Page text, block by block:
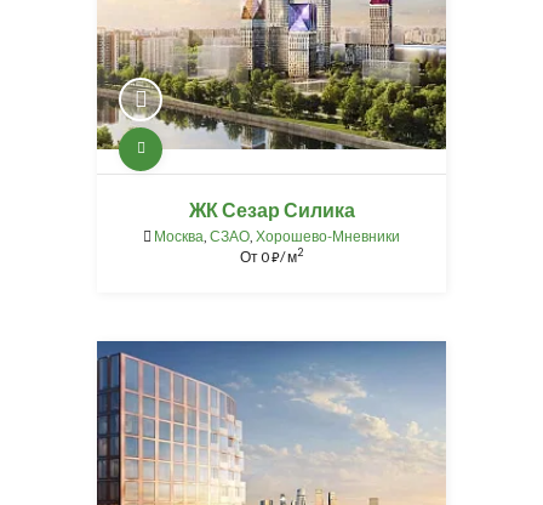
ЖК Сезар Силика
Москва СЗАО Хорошево-Мневники
От0⃏/ м2